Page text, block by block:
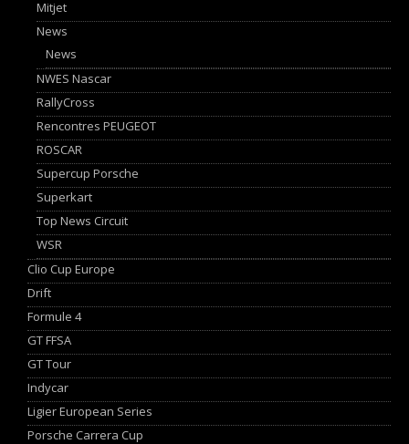
Mitjet
News
News
NWES Nascar
RallyCross
Rencontres PEUGEOT
ROSCAR
Supercup Porsche
Superkart
Top News Circuit
WSR
Clio Cup Europe
Drift
Formule 4
GT FFSA
GT Tour
Indycar
Ligier European Series
Porsche Carrera Cup